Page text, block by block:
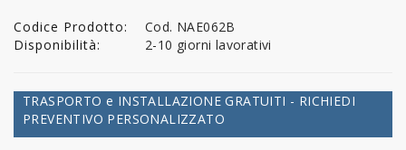
Codice Prodotto:
Cod. NAE062B
Disponibilità:
2-10 giorni lavorativi
TRASPORTO e INSTALLAZIONE GRATUITI - RICHIEDI
PREVENTIVO PERSONALIZZATO